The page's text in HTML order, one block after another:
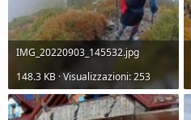
IMG_20220903_145532.jpg
148.3 KB · Visualizzazioni: 253